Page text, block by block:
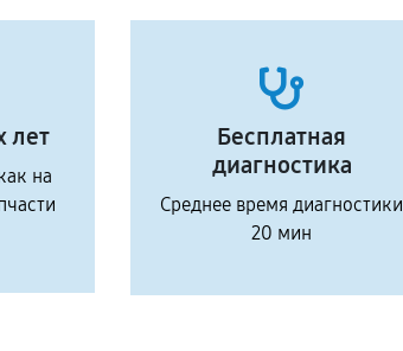
лет
на
Бесплатная
диагностика
Среднее время диагностики
20 мин